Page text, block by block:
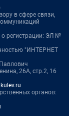
в сфере связи,
регистрации: ЭЛ №
"ИНТЕРНЕТ
26А, стр.2, 16
органов: